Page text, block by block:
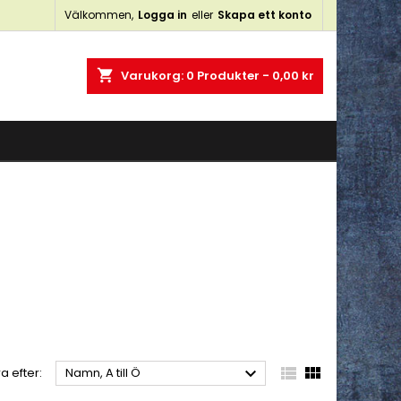
Välkommen, Logga in eller Skapa ett konto
shopping_cart Varukorg: 0 Produkter - 0,00 kr
efter: Namn, A till Ö   